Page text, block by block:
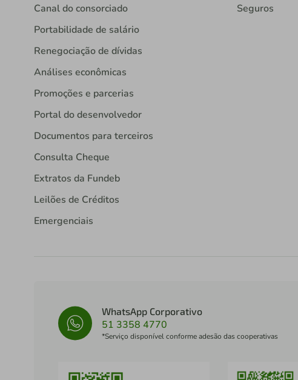
Canal do consorciado
Mudança de número de conta
Agente credenciado
Canal do consorciado
Portabilidade de salário
Renegociação de dívidas
Análises econômicas
Promoções e parcerias
Portal do desenvolvedor
Documentos para terceiros
Consulta Cheque
Conta Corrente
WhatsApp Corporativo